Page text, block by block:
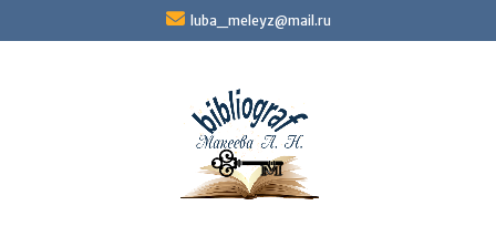
luba_meleyz@mail.ru